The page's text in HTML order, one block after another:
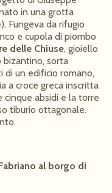
in una grotta
Fungeva da rifugio
e cupola di piombo
delle Chiuse, gioiello
bizantino, sorta
di un edificio romano,
a croce greca inscritta
cinque absidi e la torre
tiburio ottagonale.
al borgo di